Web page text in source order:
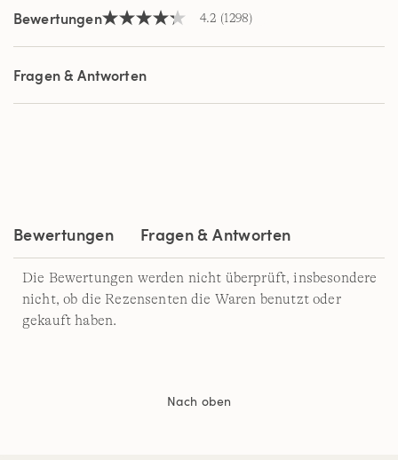
Bewertungen4.2
5
Sternen,
Durchschnittswert
Bewertung.
4.2 (1298)
Fragen & Antworten
Bewertungen Fragen & Antworten
Die Bewertungen werden nicht überprüft, insbesondere
nicht, ob die Rezensenten die Waren benutzt oder
gekauft haben.
Nach oben